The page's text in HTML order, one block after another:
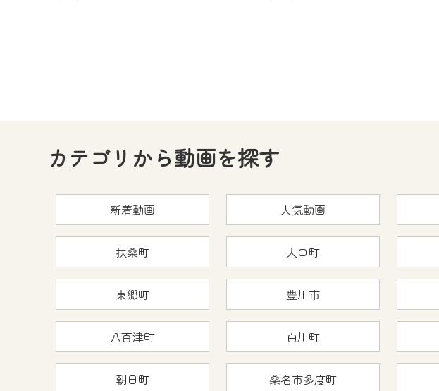
カテゴリから動画を探す
新着動画 人気動画
扶桑町 大口町
東郷町 豊川市
八百津町 白川町
朝日町 桑名市多度町